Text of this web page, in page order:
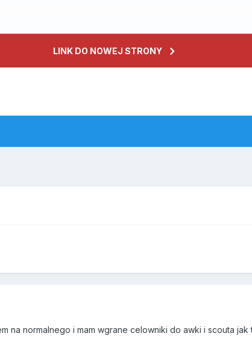
LINK DO NOWEJ STRONY
na normalnego i mam wgrane celowniki do awki i scouta jak